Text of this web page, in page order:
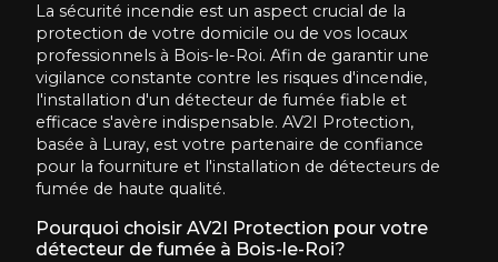
La sécurité incendie est un aspect crucial de la
protection de votre domicile ou de vos locaux
professionnels à Bois-le-Roi. Afin de garantir une
vigilance constante contre les risques d'incendie,
l'installation d'un détecteur de fumée fiable et
efficace s'avère indispensable. AV2I Protection,
basée à Luray, est votre partenaire de confiance
pour la fourniture et l'installation de détecteurs de
fumée de haute qualité.
Pourquoi choisir AV2I Protection pour votre
détecteur de fumée à Bois-le-Roi?